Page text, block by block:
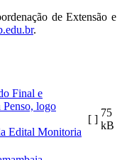
de Extensão e
.
Edital Monitoria
[ ]
75
kB